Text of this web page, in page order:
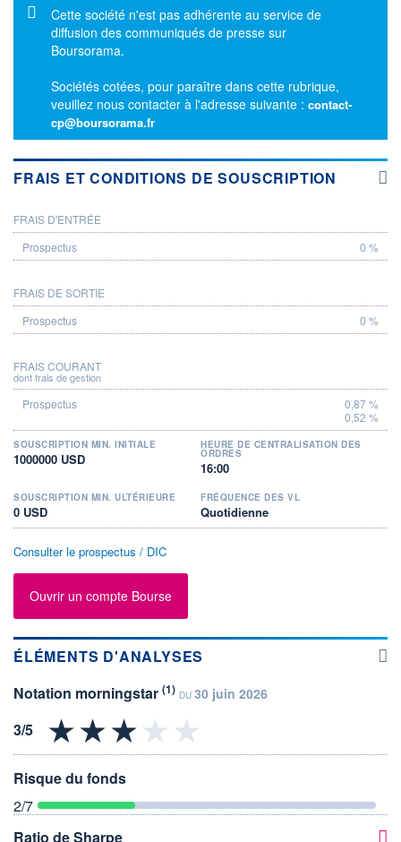
Message d'information
Cette société n'est pas adhérente au service de
diffusion des communiqués de presse sur
Boursorama.
Sociétés cotées, pour paraître dans cette rubrique,
veuillez nous contacter à l'adresse suivante : contact-
cp@boursorama.fr
FRAIS ET CONDITIONS DE SOUSCRIPTION
PROSPECTUS
FRAIS D'ENTRÉE
0 %
FRAIS DE SORTIE
0 %
FRAIS COURANT
dont frais de gestion
0,87 %
0,52 %
SOUSCRIPTION MIN. INITIALE
1000000 USD
HEURE DE CENTRALISATION DES
ORDRES
16:00
SOUSCRIPTION MIN. ULTÉRIEURE
0 USD
FRÉQUENCE DES VL
Quotidienne
Consulter le prospectus / DIC
Ouvrir un compte Bourse
ÉLÉMENTS D'ANALYSES
Notation morningstar (1) DU 30 juin 2026
Risque du fonds
2/7
Ratio de Sharpe